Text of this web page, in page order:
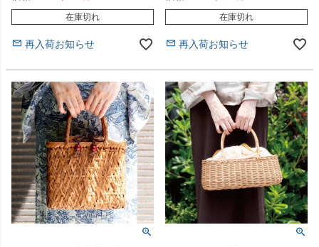
在庫切れ
再入荷お知らせ
在庫切れ
再入荷お知らせ